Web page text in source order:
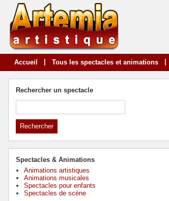
Accueil Tous les spectacles et animations
Rechercher un spectacle
Spectacles & Animations
Animations artistiques
Animations musicales
Spectacles pour enfants
Spectacles de scène